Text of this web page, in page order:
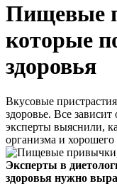
Пищевые
которые
здоровья
Вкусовые
здоровье. Все
эксперты выяснили,
организма и хорошего
Эксперты в
здоровья нужно